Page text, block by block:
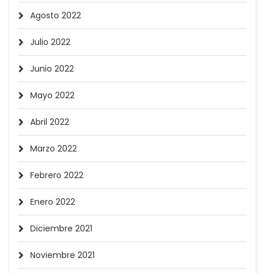
Agosto 2022
Julio 2022
Junio 2022
Mayo 2022
Abril 2022
Marzo 2022
Febrero 2022
Enero 2022
Diciembre 2021
Noviembre 2021